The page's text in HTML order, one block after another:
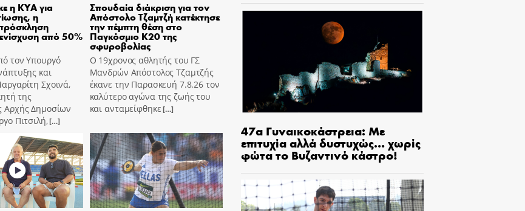
η ΚΥΑ για
η
πρόσκληση
από 50%
τον Υπουργό
και
Σχοινά,
της
Αρχής Δημοσίων
Πιτσιλή,[…]
Σπουδαία διάκριση για τον
Απόστολο Τζαμτζή κατέκτησε
την πέμπτη θέση στο
Παγκόσμιο Κ20 της
σφυροβολίας
Ο 19χρονος αθλητής του ΓΣ
Μανδρών Απόστολος Τζαμτζής
έκανε την Παρασκευή 7.8.26 τον
καλύτερο αγώνα της ζωής του
και ανταμείφθηκε[…]
47α Γυναικοκάστρεια: Με
επιτυχία αλλά δυστυχώς… χωρίς
φώτα το Βυζαντινό κάστρο!